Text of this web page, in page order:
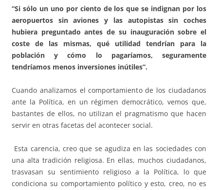
“Si sólo un uno por ciento de los que se indignan por los
aeropuertos sin aviones y las autopistas sin coches
hubiera preguntado antes de su inauguración sobre el
coste de las mismas, qué utilidad tendrían para la
población y cómo lo pagaríamos, seguramente
tendríamos menos inversiones inútiles”.
Cuando analizamos el comportamiento de los ciudadanos
ante la Política, en un régimen democrático, vemos que,
bastantes de ellos, no utilizan el pragmatismo que hacen
servir en otras facetas del acontecer social.
Esta carencia, creo que se agudiza en las sociedades con
una alta tradición religiosa. En ellas, muchos ciudadanos,
trasvasan su sentimiento religioso a la Política, lo que
condiciona su comportamiento político y esto, creo, no es